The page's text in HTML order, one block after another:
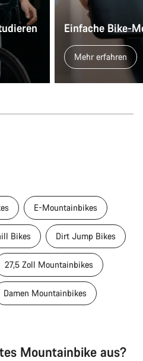
Einfache Bike-
Mehr erfahren
E-Mountainbikes
Bikes Dirt Jump Bikes
27,5 Zoll Mountainbikes
Damen Mountainbikes
Mountainbike aus?